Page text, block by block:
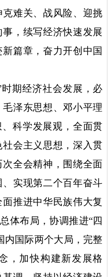
难关、战风险、迎挑
，续写经济快速发展
篇章，奋力开创中国
时期经济社会发展，必
泽东思想、邓小平理
科学发展观，全面贯
会主义思想，深入贯
全会精神，围绕全面
实现第二个百年奋斗
推进中华民族伟大复
体布局，协调推进“四
内国际两个大局，完整
，加快构建新发展格